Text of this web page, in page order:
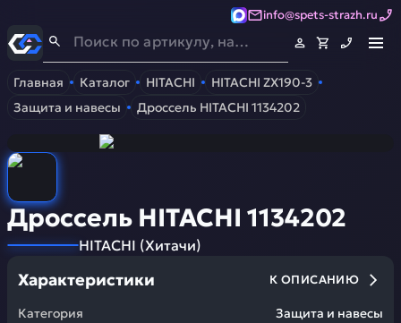
info@spets-strazh.ru
Спец-Страж- Запчасти для спецтехники
Главная Каталог HITACHI
HITACHI ZX190-3
Защита и навесы
Дроссель HITACHI 1134202
Дроссель HITACHI 1134202
HITACHI (Хитачи)
Характеристики К ОПИСАНИЮ
Категория Защита и навесы